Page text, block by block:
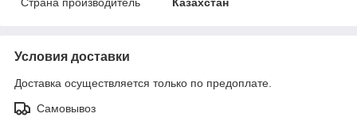
Условия доставки
Доставка осуществляется только по предоплате.
Самовывоз